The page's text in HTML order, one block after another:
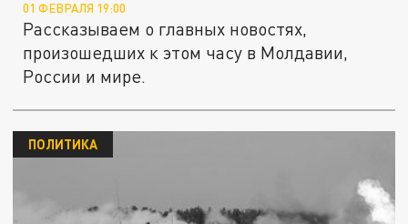
01 ФЕВРАЛЯ 19:00
Рассказываем о главных новостях,
произошедших к этом часу в Молдавии,
России и мире.
ПОЛИТИКА